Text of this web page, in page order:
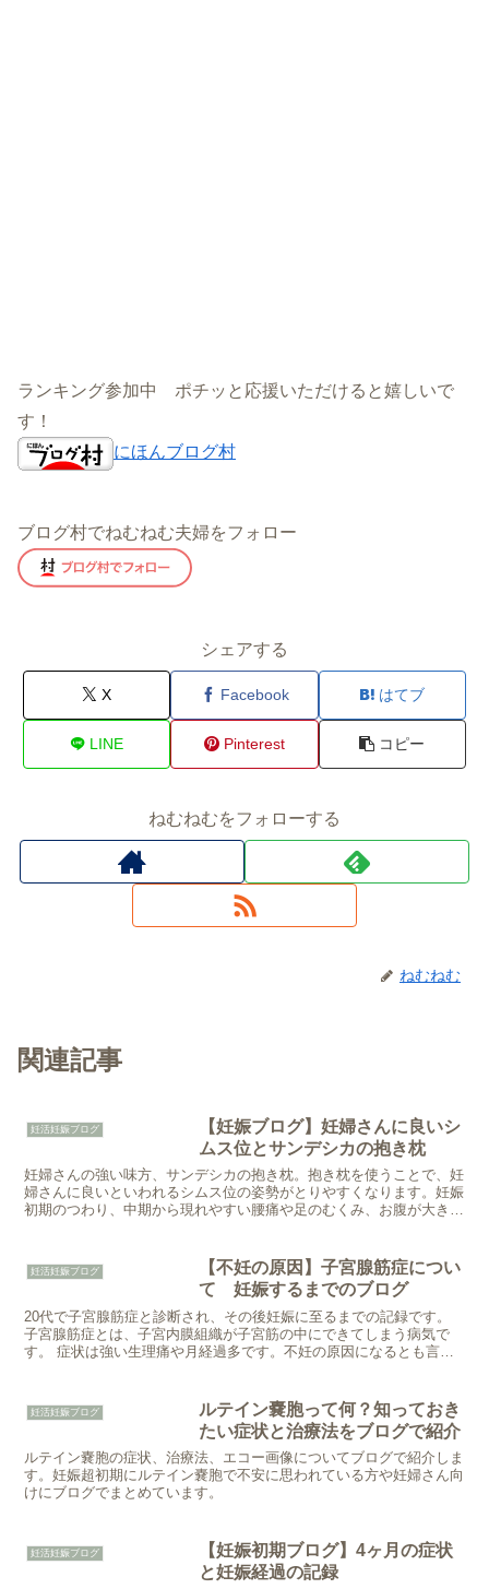
ランキング参加中 ポチッと応援いただけると嬉しいで
す！
にほんブログ村
ブログ村でねむねむ夫婦をフォロー
シェアする
X Facebook はてブ
LINE Pinterest コピー
ねむねむをフォローする
ねむねむ
関連記事
妊活妊娠ブログ
【妊娠ブログ】妊婦さんに良いシ
ムス位とサンデシカの抱き枕
妊婦さんの強い味方、サンデシカの抱き枕。抱き枕を使うことで、妊
婦さんに良いといわれるシムス位の姿勢がとりやすくなります。妊娠
初期のつわり、中期から現れやすい腰痛や足のむくみ、お腹が大きく
妊活妊娠ブログ
【不妊の原因】子宮腺筋症につい
て 妊娠するまでのブログ
20代で子宮腺筋症と診断され、その後妊娠に至るまでの記録です。
子宮腺筋症とは、子宮内膜組織が子宮筋の中にできてしまう病気で
す。 症状は強い生理痛や月経過多です。不妊の原因になるとも言わ
妊活妊娠ブログ
ルテイン嚢胞って何？知っておき
たい症状と治療法をブログで紹介
ルテイン嚢胞の症状、治療法、エコー画像についてブログで紹介しま
す。妊娠超初期にルテイン嚢胞で不安に思われている方や妊婦さん向
けにブログでまとめています。
妊活妊娠ブログ
【妊娠初期ブログ】4ヶ月の症状
と妊娠経過の記録